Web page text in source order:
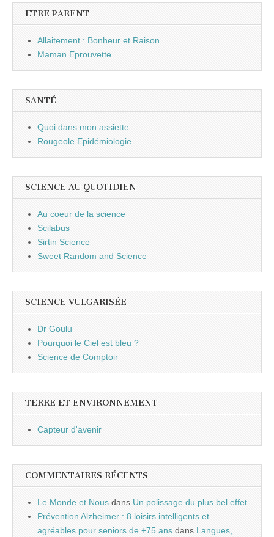
ETRE PARENT
Allaitement : Bonheur et Raison
Maman Eprouvette
SANTÉ
Quoi dans mon assiette
Rougeole Epidémiologie
SCIENCE AU QUOTIDIEN
Au coeur de la science
Scilabus
Sirtin Science
Sweet Random and Science
SCIENCE VULGARISÉE
Dr Goulu
Pourquoi le Ciel est bleu ?
Science de Comptoir
TERRE ET ENVIRONNEMENT
Capteur d'avenir
COMMENTAIRES RÉCENTS
Le Monde et Nous dans Un polissage du plus bel effet
Prévention Alzheimer : 8 loisirs intelligents et
agréables pour seniors de +75 ans dans Langues,